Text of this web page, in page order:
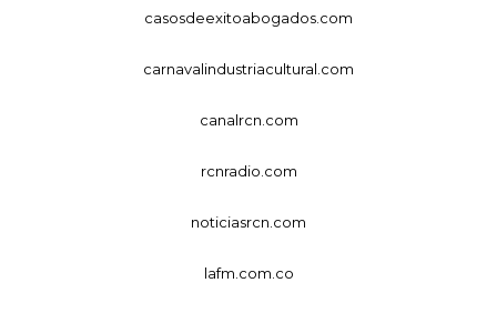
casosdeexitoabogados.com
carnavalindustriacultural.com
canalrcn.com
rcnradio.com
noticiasrcn.com
lafm.com.co